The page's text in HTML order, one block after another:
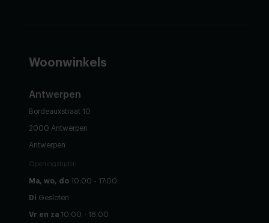
Woonwinkels
Antwerpen
Bordeauxstraat 10
2000 Antwerpen
Antwerpen
Openingstijden
Ma, wo, do 10:00 - 17:00
Di Gesloten
Vr en za 10:00 - 18:00